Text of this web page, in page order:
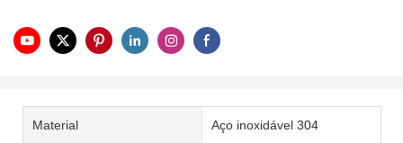
Material Aço inoxidável 304